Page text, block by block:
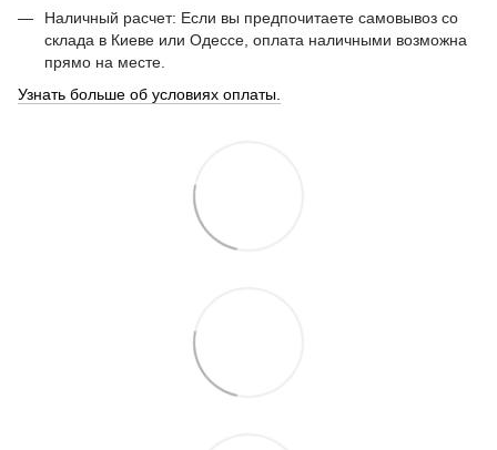
Наличный расчет: Если вы предпочитаете самовывоз со
склада в Киеве или Одессе, оплата наличными возможна
прямо на месте.
Узнать больше об условиях оплаты.